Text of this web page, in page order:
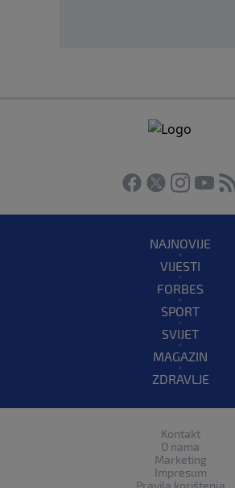
NAJNOVIJE
VIJESTI
FORBES
SPORT
SVIJET
MAGAZIN
ZDRAVLJE
Kontakt
O nama
Marketing
Impresum
Pravila korištenja